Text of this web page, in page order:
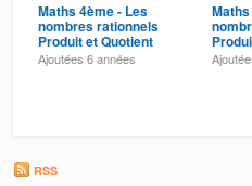
Maths 4ème - Les
nombres rationnels
Produit et Quotient
Exercice 4
Ajoutées 6 années
RSS